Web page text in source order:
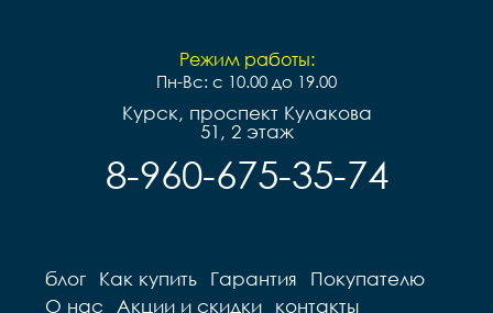
Режим работы:
Пн-Вс: с 10.00 до 19.00
Курск, проспект Кулакова
51, 2 этаж
8-960-675-35-74
блог Как купить Гарантия
Покупателю
О нас
Акции и скидки контакты